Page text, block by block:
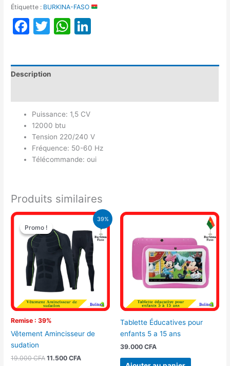
Étiquette : BURKINA-FASO
Facebook
TwitterWhatsApp
Description
Puissance: 1,5 CV
12000 btu
Tension 220/240 V
Fréquence: 50-60 Hz
Télécommande: oui
Produits similaires
39%
Promo !
Remise : 39%
Promo !
Vêtement Amincisseur de
sudation
19.000CFA
Le
prix
initial
était :
19.000 CFA.
11.500CFA
Le
actuel
est :
11.500 CFA.
Tablette Éducatives pour
enfants 5 a 15 ans
39.000 CFA